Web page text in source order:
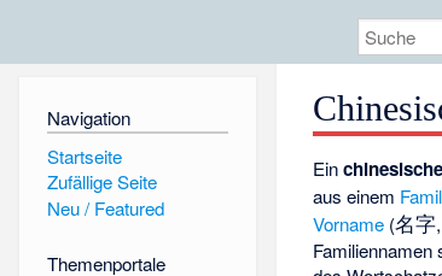
Navigation
Startseite
Zufällige Seite
Neu / Featured
Themenportale
Ein
aus einem
Vorname (名字